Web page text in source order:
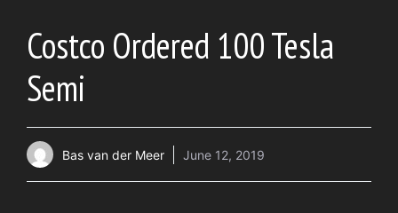
Costco Ordered 100 Tesla
Semi
Bas van der Meer June 12, 2019